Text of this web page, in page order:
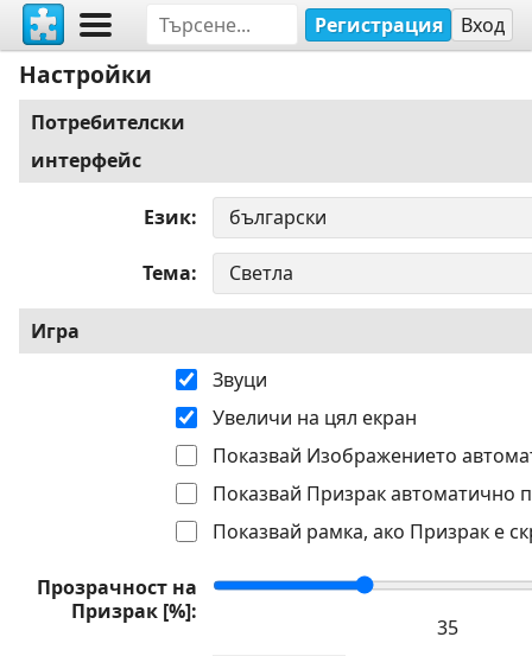
Регистрация Вход
Настройки
Потребителски
интерфейс
Език
Тема
Игра
Звуци
Увеличи на цял екран
Показвай Изображението
Показвай Призрак автоматично
Показвай рамка, ако Призрак е
Прозрачност на
Призрак [%]